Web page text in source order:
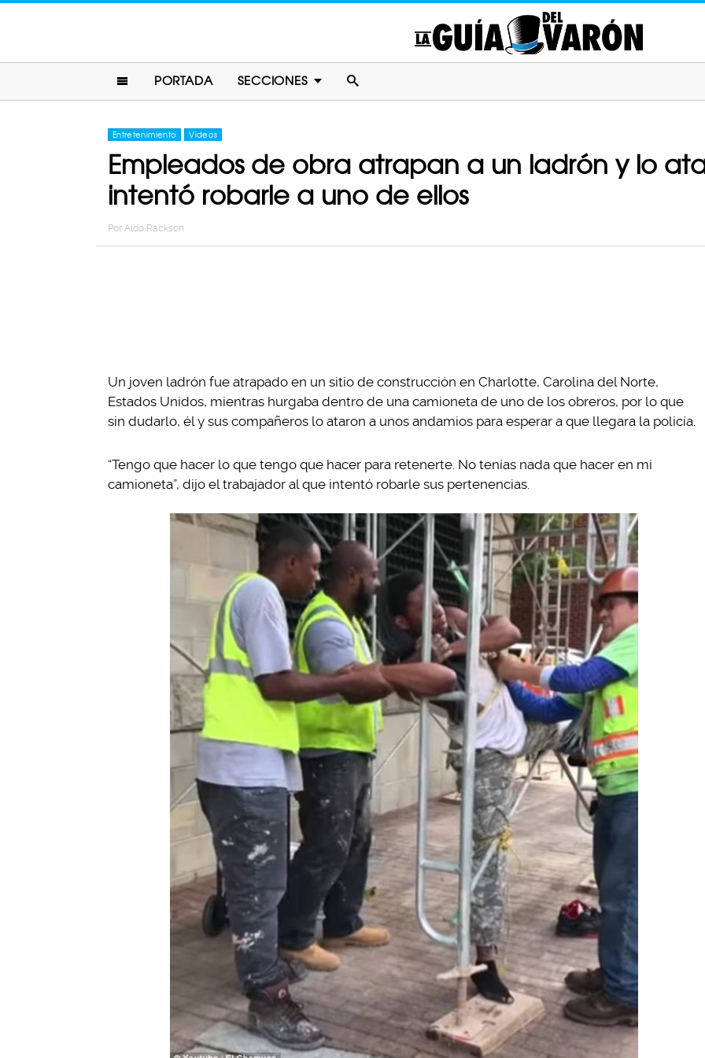
PORTADA SECCIONES
Entretenimiento Videos
Empleados de obra atrapan a un ladrón y lo
intentó robarle a uno de ellos
Por Aldo Rackson
Un joven ladrón fue atrapado en un sitio de construcción en Charlotte, Carolina del Norte,
Estados Unidos, mientras hurgaba dentro de una camioneta de uno de los obreros, por lo que
sin dudarlo, él y sus compañeros lo ataron a unos andamios para esperar a que llegara la policía.
“Tengo que hacer lo que tengo que hacer para retenerte. No tenías nada que hacer en mi
camioneta”, dijo el trabajador al que intentó robarle sus pertenencias.